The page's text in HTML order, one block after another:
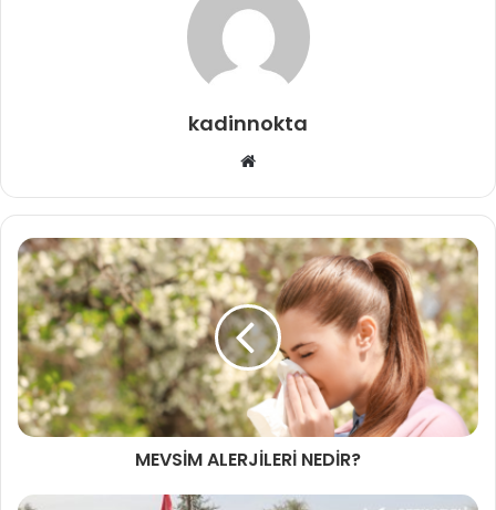
kadinnokta
Web
MEVSİM ALERJİLERİ NEDİR?